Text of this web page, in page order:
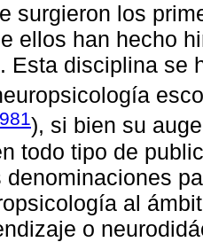
surgieron los
ellos han hecho
Esta disciplina se
), si bien su
todo tipo de
denominaciones
al
o